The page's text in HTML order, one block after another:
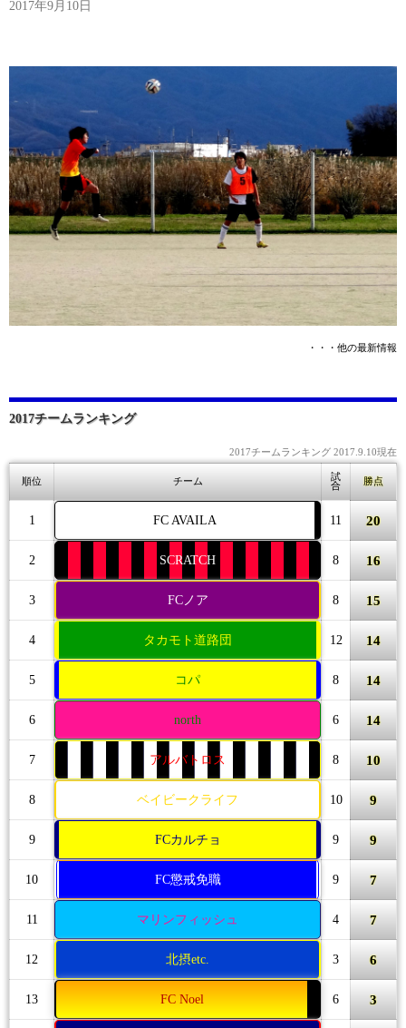
2017年9月10日
・・・他の最新情報
2017チームランキング
2017チームランキング 2017.9.10現在
順位 チーム
試
合
勝点
1 FC AVAILA 11 20
2 SCRATCH 8 16
3 FCノア 8 15
4 タカモト道路団 12 14
5 コパ 8 14
6 north 6 14
7 アルバトロス 8 10
8 ベイビークライフ 10 9
9 FCカルチョ 9 9
10 FC懲戒免職 9 7
11 マリンフィッシュ 4 7
12 北摂etc. 3 6
13 FC Noel 6 3